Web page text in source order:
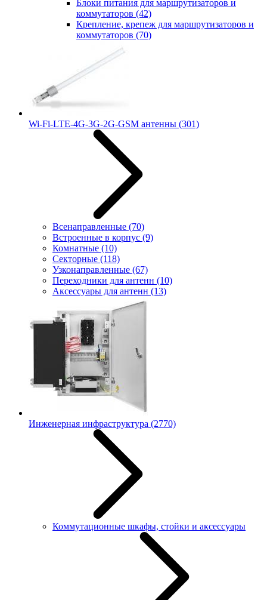
Блоки питания для маршрутизаторов и
коммутаторов (42)
Крепление, крепеж для маршрутизаторов и
коммутаторов (70)
Wi-Fi-LTE-4G-3G-2G-GSM антенны (301)
Всенаправленные (70)
Встроенные в корпус (9)
Комнатные (10)
Секторные (118)
Узконаправленные (67)
Переходники для антенн (10)
Аксессуары для антенн (13)
Инженерная инфраструктура (2770)
Коммутационные шкафы, стойки и аксессуары